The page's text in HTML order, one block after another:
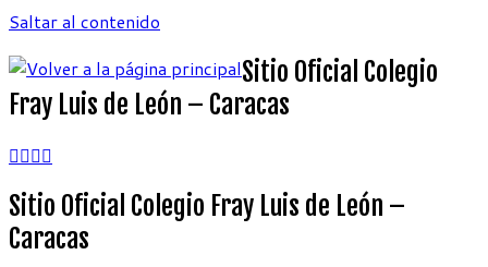
Saltar al contenido
Sitio Oficial Colegio
Fray Luis de León – Caracas
Sitio Oficial Colegio Fray Luis de León –
Caracas